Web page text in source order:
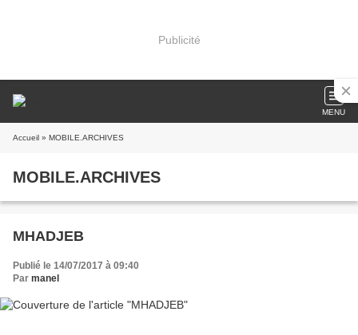
Publicité
MENU
Accueil » MOBILE.ARCHIVES
MOBILE.ARCHIVES
MHADJEB
Publié le 14/07/2017 à 09:40
Par manel